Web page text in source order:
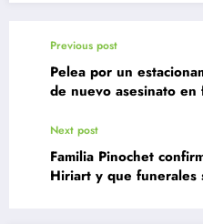
Previous post
Pelea por un
de nuevo asesinato
Next post
Familia Pinochet
Hiriart y que funerales